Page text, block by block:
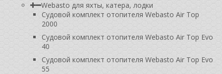
Webasto для яхты, катера, лодки
Судовой комплект отопителя Webasto Air Top
2000
Судовой комплект отопителя Webasto Air Top Evo
40
Судовой комплект отопителя Webasto Air Top Evo
55